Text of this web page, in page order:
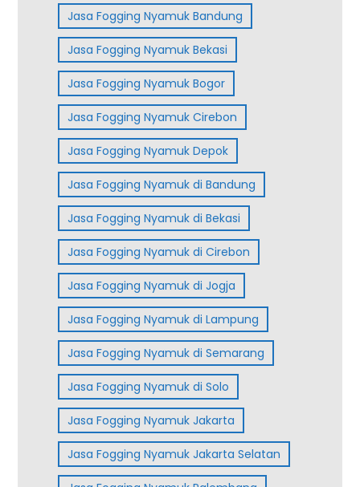
Jasa Fogging Nyamuk Bandung
Jasa Fogging Nyamuk Bekasi
Jasa Fogging Nyamuk Bogor
Jasa Fogging Nyamuk Cirebon
Jasa Fogging Nyamuk Depok
Jasa Fogging Nyamuk di Bandung
Jasa Fogging Nyamuk di Bekasi
Jasa Fogging Nyamuk di Cirebon
Jasa Fogging Nyamuk di Jogja
Jasa Fogging Nyamuk di Lampung
Jasa Fogging Nyamuk di Semarang
Jasa Fogging Nyamuk di Solo
Jasa Fogging Nyamuk Jakarta
Jasa Fogging Nyamuk Jakarta Selatan